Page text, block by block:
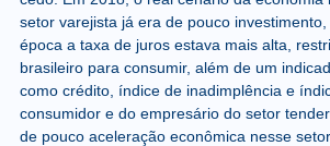
setor varejista já era de pouco
época a taxa de juros estava mais alta,
brasileiro para consumir, além de um
como crédito, índice de inadimplência e
consumidor e do empresário do setor
de pouco aceleração econômica nesse